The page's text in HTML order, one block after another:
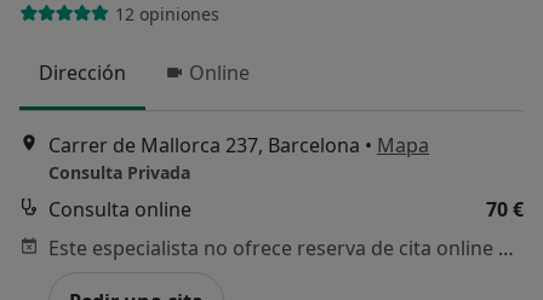
12 opiniones
Dirección Online
Carrer de Mallorca 237, Barcelona • Mapa
Consulta Privada
Consulta online
70 €
Este especialista no ofrece reserva de cita online en esta dirección.